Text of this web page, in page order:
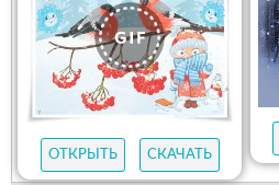
ОТКРЫТЬ СКАЧАТЬ